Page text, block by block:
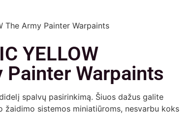
The Army Painter Warpaints
YELLOW
Painter Warpaints
spalvų pasirinkimą. Šiuos dažus galite
žaidimo sistemos miniatiūroms, nesvarbu koks